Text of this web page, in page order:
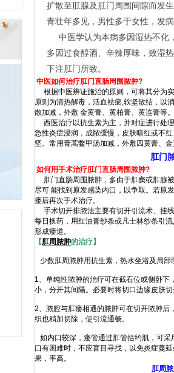
扩散至肛腺及肛门周围间隙而发
青壮年多见，男性多于女性，发
中医学认为本病多因湿热不化
多因过食醇酒、辛辣厚味，致湿
下注肛门所致。
中医如何治疗肛门直肠周围脓肿?
根据中医辨证施治的原则，可将其分为
原则为清热解毒，活血祛瘀,软坚散结，以
散加减，外敷 金黄膏、黄柏膏、黄连膏等。
西医治疗以抗生素为主，并对症进行处
急性炎症浸润，成脓缓慢，皮肤暗红或不
坚。常用青蒿鳖甲汤加减，外敷四黄膏、
肛门
如何用手术治疗肛门直肠周围脓肿?
肛门直肠周围脓肿，多由于肛窦或肛腺
尽可 能找到原发感染内口，以争取。若原
瘘后再次手术治疗。
手术切开排脓法主要有切开引流术、挂
每日换药，用红油膏纱条或凡士林纱条引
形成瘘道。
【肛周脓肿的治疗】
少数肛周脓肿用抗生素，热水坐浴及局部
1、单纯性脓肿的治疗可在截石位或侧卧
小，分开其间隔。必要时将切口边缘皮肤
2、脓腔与肛瘘相通的脓肿可在切开脓肿后
织也稍加切除，使引流通畅。
如内口较深，瘘管通过肛管括约肌，可
口有困难时，不应盲目寻找，以免炎症蔓
果，率高。
肛周